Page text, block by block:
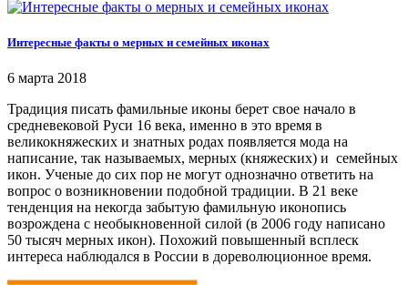
Интересные факты о мерных и семейных иконах
6 марта 2018
Традиция писать фамильные иконы берет свое начало в
средневековой Руси 16 века, именно в это время в
великокняжеских и знатных родах появляется мода на
написание, так называемых, мерных (княжеских) и семейных
икон. Ученые до сих пор не могут однозначно ответить на
вопрос о возникновении подобной традиции. В 21 веке
тенденция на некогда забытую фамильную иконопись
возрождена с необыкновенной силой (в 2006 году написано
50 тысяч мерных икон). Похожий повышенный всплеск
интереса наблюдался в России в дореволюционное время.